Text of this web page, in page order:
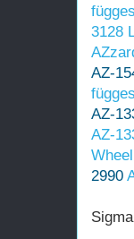
3128
AZ-
AZ-
AZ-
2990
Sigma